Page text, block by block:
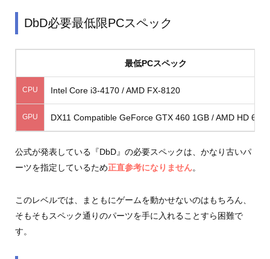
DbD必要最低限PCスペック
最低PCスペック
CPU Intel Core i3-4170 / AMD FX-8120
GPU DX11 Compatible GeForce GTX 460 1GB / AMD HD
公式が発表している『DbD』の必要スペックは、かなり古いパ
ーツを指定しているため正直参考になりません。
このレベルでは、まともにゲームを動かせないのはもちろん、
そもそもスペック通りのパーツを手に入れることすら困難で
す。